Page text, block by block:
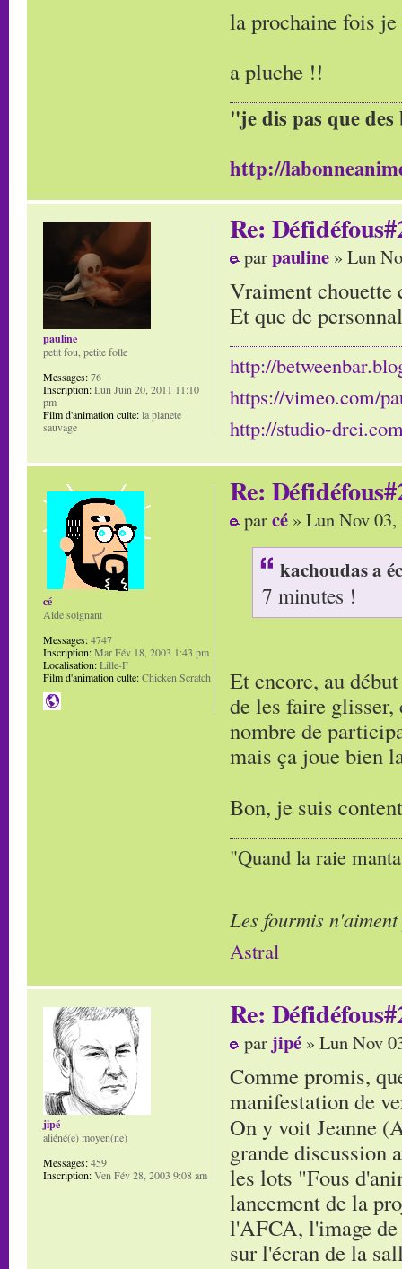
la prochaine fois
a pluche !!
"je dis pas que
http://
Re:
parpauline » Lun
Vraiment chouette
Et que de
http://
https://vimeo.com/
http://studio-
pauline
petit fou, petite folle
Messages:76
Inscription:Lun Juin 20, 2011 11:10
pm
Film d'animation culte:la planete
sauvage
Re:
parcé » Lun Nov
kachoudas a
7 minutes !
Et encore, au
de les faire
nombre de
mais ça joue bien
Bon, je suis
"Quand la raie
Les fourmis
Astral
cé
Aide soignant
Messages:4747
Inscription:Mar Fév 18, 2003 1:43 pm
Localisation:Lille-F
Film d'animation culte:Chicken Scratch
Re:
par jipé » Lun Nov
Comme promis,
manifestation de
On y voit Jeanne
grande discussion
les lots "Fous
lancement de la
l'AFCA, l'image de
sur l'écran de la
jipé
aliéné(e) moyen(ne)
Messages:459
Inscription:Ven Fév 28, 2003 9:08 am